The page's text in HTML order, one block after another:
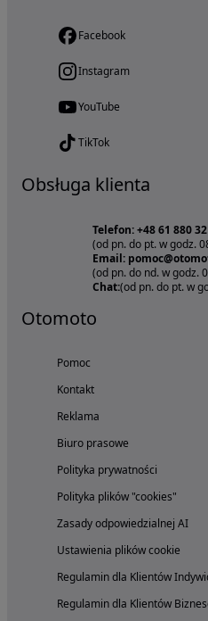
Facebook
Instagram
YouTube
TikTok
Obsługa klienta
Telefon: +48 61 880
(od pn. do pt. w godz.
Email:
(od pn. do nd. w godz.
Chat:(od pn. do pt. w
Otomoto
Pomoc
Kontakt
Reklama
Biuro prasowe
Polityka prywatności
Polityka plików "cookies"
Zasady odpowiedzialnej AI
Ustawienia plików cookie
Regulamin dla Klientów
Regulamin dla Klientów